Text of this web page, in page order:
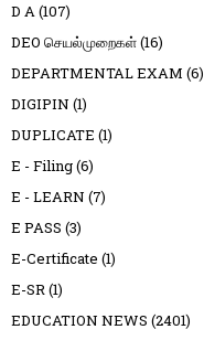
D A(107)
DEO செயல்முறைகள்(16)
DEPARTMENTAL EXAM (6)
DIGIPIN (1)
DUPLICATE (1)
E - Filing(6)
E - LEARN (7)
E PASS (3)
E-Certificate (1)
E-SR(1)
EDUCATION NEWS (2401)